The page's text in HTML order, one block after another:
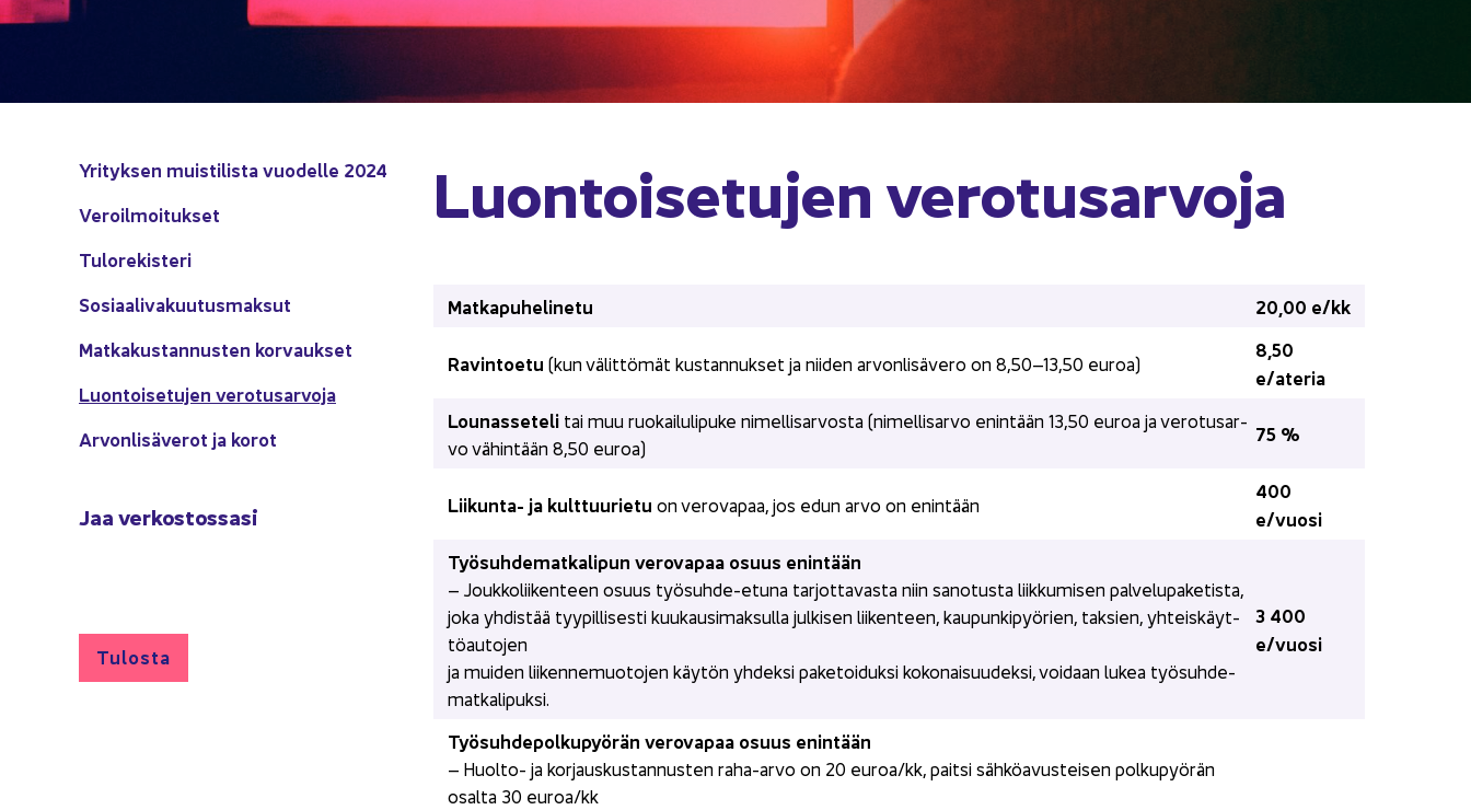
Yri­tyk­sen muis­ti­lis­ta vuo­del­le 2024
Ve­roil­moi­tuk­set
Tu­lo­re­kis­te­ri
So­si­aa­li­va­kuu­tus­mak­sut
Mat­ka­kus­tan­nus­ten kor­vauk­set
Luon­toi­se­tu­jen ve­ro­tusar­vo­ja
Ar­von­li­sä­ve­rot ja korot
Jaa ver­kos­tos­sa­si
Tu­los­ta
Luon­toi­se­tu­jen ve­ro­tusar­vo­ja
Mat­ka­pu­he­li­ne­tu 20,00 e/kk
Ra­vin­toe­tu (kun vä­lit­tö­mät kus­tan­nuk­set ja nii­den ar­von­li­sä­ve­ro on 8,50–13,50 euroa)
8,50
e/ate­ria
Lou­nas­se­te­li tai muu ruo­kai­lu­li­pu­ke ni­mel­li­sar­vos­ta (ni­mel­li­sar­vo enin­tään 13,50 euroa ja ve­ro­tusar­
vo vä­hin­tään 8,50 euroa)
75 %
Liikunta-​ ja kult­tuu­rie­tu on ve­ro­va­paa, jos edun arvo on enin­tään
400
e/vuosi
Työ­suh­de­mat­ka­li­pun ve­ro­va­paa osuus enin­tään
– Jouk­ko­lii­ken­teen osuus työsuhde-​etuna tar­jot­ta­vas­ta niin sa­no­tus­ta liik­ku­mi­sen pal­ve­lu­pa­ke­tis­ta,
joka yh­dis­tää tyy­pil­li­ses­ti kuu­kausi­mak­sul­la jul­ki­sen lii­ken­teen, kau­pun­ki­pyö­rien, tak­sien, yh­teis­käyt­
tö­au­to­jen
ja mui­den lii­ken­ne­muo­to­jen käy­tön yh­dek­si pa­ke­toi­duk­si ko­ko­nai­suu­dek­si, voi­daan lukea työ­suh­de­
mat­ka­li­puk­si.
3 400
e/vuosi
Työ­suh­de­pol­ku­pyö­rän ve­ro­va­paa osuus enin­tään
– Huolto-​ ja kor­jaus­kus­tan­nus­ten raha-​arvo on 20 euroa/kk, pait­si säh­kö­avus­tei­sen pol­ku­pyö­rän
osal­ta 30 euroa/kk